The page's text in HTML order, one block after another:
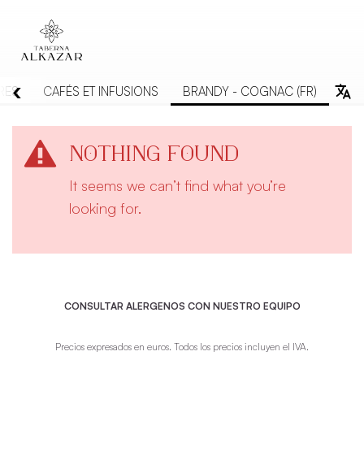
CAFÉS ET INFUSIONS BRANDY - COGNAC (FR)
‹
Nothing Found
It seems we can’t find what you’re
looking for.
CONSULTAR ALERGENOS CON NUESTRO EQUIPO
Precios expresados en euros. Todos los precios incluyen el IVA.